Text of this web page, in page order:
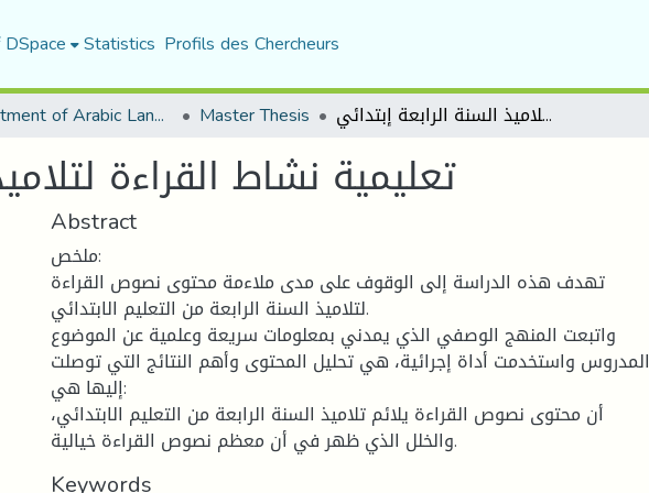
Statistics Profils des Chercheurs
Department of Arabic Language and Literature Master Thesis تعليمية نشاط القراءة لتلاميذ السنة الرابعة إبتدائي
تعليمية نشاط القراءة
Abstract
ملخص:
تهدف هذه الدراسة إلى الوقوف على مدى ملاءمة محتوى نصوص القراءة
لتلاميذ السنة الرابعة من التعليم الابتدائي.
واتبعت المنهج الوصفي الذي يمدني بمعلومات سريعة وعلمية عن الموضوع
المدروس واستخدمت أداة إجرائية، هي تحليل المحتوى وأهم النتائج التي توصلت
إليها هي:
أن محتوى نصوص القراءة يلائم تلاميذ السنة الرابعة من التعليم الابتدائي،
والخلل الذي ظهر في أن معظم نصوص القراءة خيالية.
Keywords